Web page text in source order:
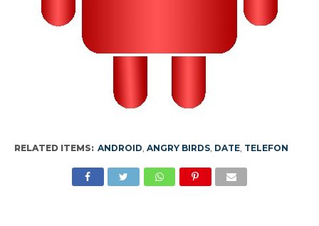
RELATED ITEMS: ANDROID, ANGRY BIRDS, DATE, TELEFON